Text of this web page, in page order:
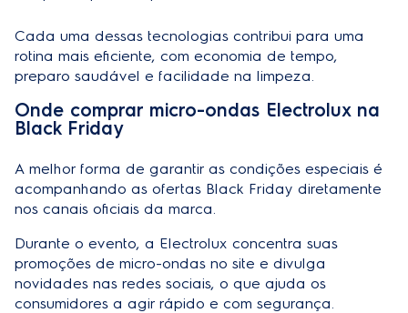
Cada uma dessas tecnologias contribui para uma
rotina mais eficiente, com economia de tempo,
preparo saudável e facilidade na limpeza.
Onde comprar micro-ondas Electrolux na
Black Friday
A melhor forma de garantir as condições especiais é
acompanhando as ofertas Black Friday diretamente
nos canais oficiais da marca.
Durante o evento, a Electrolux concentra suas
promoções de micro-ondas no site e divulga
novidades nas redes sociais, o que ajuda os
consumidores a agir rápido e com segurança.